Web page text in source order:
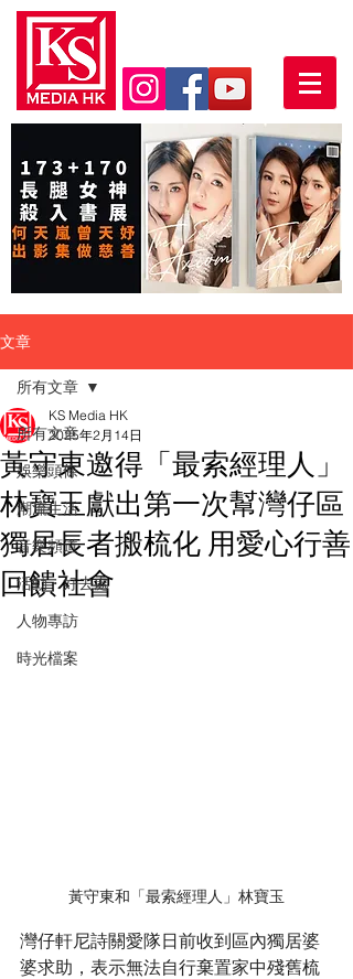
文章
所有文章
娛樂頭條
潮流生活
音樂頻道
活動・好去處
人物專訪
時光檔案
所有文章
黃守東邀得「最索經理人」
林寶玉獻出第一次幫灣仔區
獨居長者搬梳化 用愛心行善
回饋社會
KS Media HK
2025年2月14日
黃守東和「最索經理人」林寶玉
灣仔軒尼詩關愛隊日前收到區內獨居婆
婆求助，表示無法自行棄置家中殘舊梳